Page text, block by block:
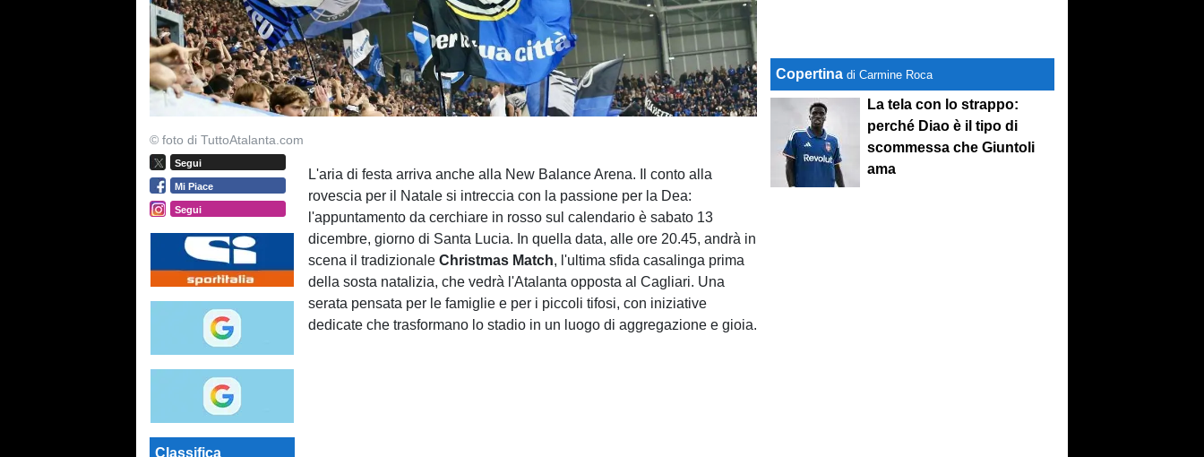
© foto di TuttoAtalanta.com
Segui
Mi Piace
Segui
Classifica
L'aria di festa arriva anche alla New Balance Arena. Il conto alla
rovescia per il Natale si intreccia con la passione per la Dea:
l'appuntamento da cerchiare in rosso sul calendario è sabato 13
dicembre, giorno di Santa Lucia. In quella data, alle ore 20.45, andrà in
scena il tradizionaleChristmas Match, l'ultima sfida casalinga prima
della sosta natalizia, che vedrà l'Atalanta opposta al Cagliari. Una
serata pensata per le famiglie e per i piccoli tifosi, con iniziative
dedicate che trasformano lo stadio in un luogo di aggregazione e gioia.
Copertina di Carmine Roca
La tela con lo strappo:
perché Diao è il tipo di
scommessa che Giuntoli
ama